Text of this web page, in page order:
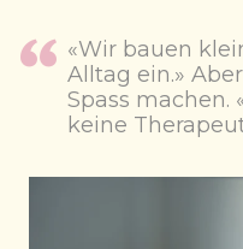
«Wir bauen
Alltag ein.»
Spass machen.
keine